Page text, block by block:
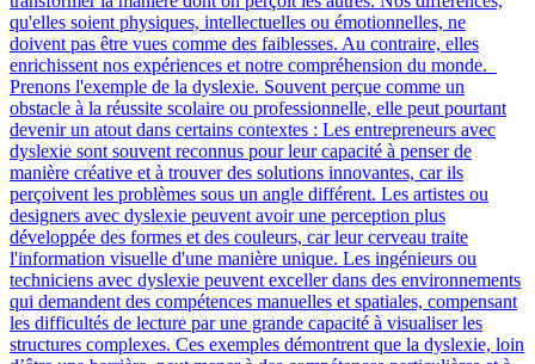
qu'elles soient physiques, intellectuelles ou émotionnelles, ne
doivent pas être vues comme des faiblesses. Au contraire, elles
enrichissent nos expériences et notre compréhension du monde.
Prenons l'exemple de la dyslexie. Souvent perçue comme un
obstacle à la réussite scolaire ou professionnelle, elle peut pourtant
devenir un atout dans certains contextes : Les entrepreneurs avec
dyslexie sont souvent reconnus pour leur capacité à penser de
manière créative et à trouver des solutions innovantes, car ils
perçoivent les problèmes sous un angle différent. Les artistes ou
designers avec dyslexie peuvent avoir une perception plus
développée des formes et des couleurs, car leur cerveau traite
l'information visuelle d'une manière unique. Les ingénieurs ou
techniciens avec dyslexie peuvent exceller dans des environnements
qui demandent des compétences manuelles et spatiales, compensant
les difficultés de lecture par une grande capacité à visualiser les
structures complexes. Ces exemples démontrent que la dyslexie, loin